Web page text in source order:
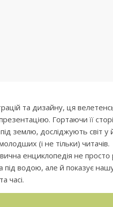
та дизайну, ця
Гортаючи її
землю, досліджують світ у
(і не тільки) читачів.
енциклопедія не
водою, але й показує нашу
часі.
садок №2
інтелектуального